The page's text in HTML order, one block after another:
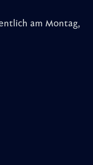
am Montag,